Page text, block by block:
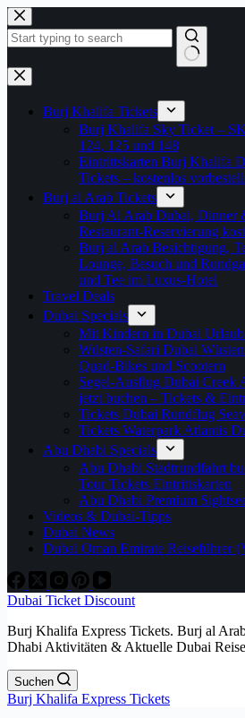
Zum
Inhalt
springen
Keine
Ergebnisse
Burj Khalifa Tickets
Burj Khalifa Sky Ticket –
124, 125 und 148
Eintrittskarten Burj Khalifa
Tickets – kostenlos
Burj al Arab Tickets
Burj Al Arab Dubai, Dinner
Restaurant-Reservierung
Burj al Arab Besichtigung,
Lounge, Besuch und
und Tee im Luxus-Hotel
Travel Deals
Dubai Specials
Mit Kindern in Dubai Urlaub
Wüsten-Safari Dubai
Quad-Bikes und Scootern
Segel-Ausflug Dubai Creek
jetzt buchen – Tickets &
Tickets Dubai Rundflug
Tickets Waterpark Atlantis
Abu Dhabi Specials
Abu Dhabi Stadtrundfahrt
Tour Tickets Eintrittskarten
Abu Dhabi Premium
Videos & Dubai-Tipps
Dubai News
Dubai Oman Emirate Reiseführer
Dubai Ticket Discount
Burj Khalifa Express Tickets. Burj al
Dhabi Aktivitäten & Aktuelle Dubai
Suchen
Burj Khalifa Express Tickets